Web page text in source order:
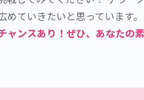
ていきたいと思っています。
ャンスあり！ぜひ、あなたの